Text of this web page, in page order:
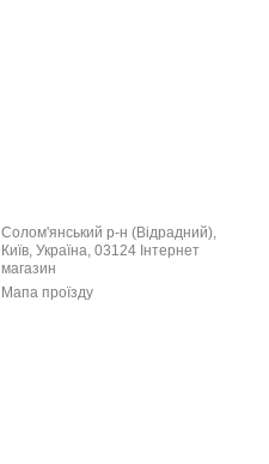
Солом'янський р-н (Відрадний),
Київ, Україна, 03124 Інтернет
магазин
Мапа проїзду